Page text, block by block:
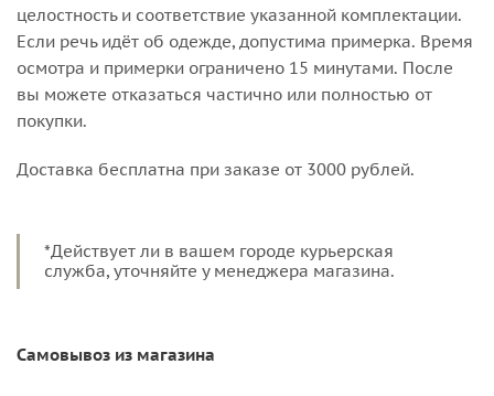
целостность и соответствие указанной комплектации.
Если речь идёт об одежде, допустима примерка. Время
осмотра и примерки ограничено 15 минутами. После
вы можете отказаться частично или полностью от
покупки.
Доставка бесплатна при заказе от 3000 рублей.
*Действует ли в вашем городе курьерская
служба, уточняйте у менеджера магазина.
Самовывоз из магазина